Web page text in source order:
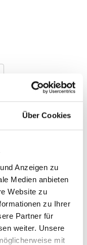
Über Cookies
Anzeigen zu
Medien anbieten
Website zu
zu Ihrer
Partner für
weiter. Unsere
mit